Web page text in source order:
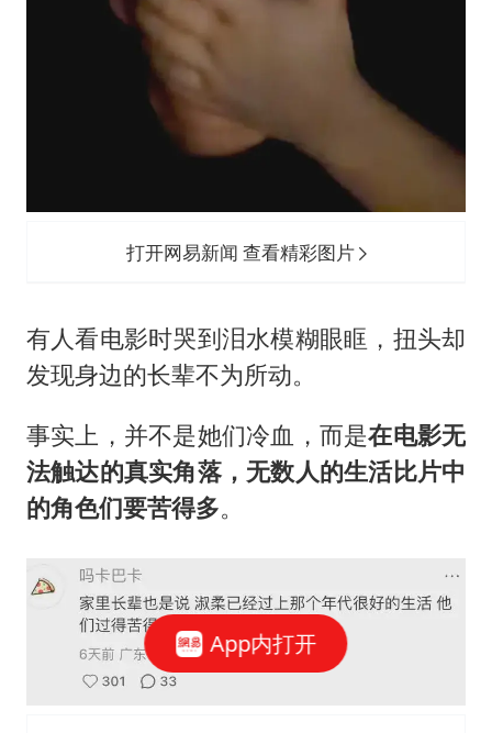
打开网易新闻 查看精彩图片
有人看电影时哭到泪水模糊眼眶，扭头却
发现身边的长辈不为所动。
事实上，并不是她们冷血，而是在电影无
法触达的真实角落，无数人的生活比片中
的角色们要苦得多。
App内打开